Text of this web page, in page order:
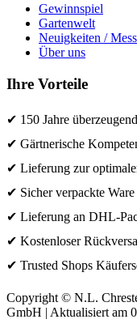
Gewinnspiel
Gartenwelt
Neuigkeiten /
Über uns
Ihre Vorteile
✔ 150 Jahre
✔ Gärtnerische
✔ Lieferung zur
✔ Sicher verpackte Ware
✔ Lieferung an DHL-
✔ Kostenloser
✔ Trusted Shops
Copyright © N.L.
GmbH | Aktualisiert am